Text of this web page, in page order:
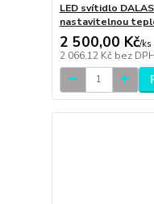
LED svítidlo
nastavitelnou
2 500,00 Kč/ks
2 066,12 Kč bez DPH